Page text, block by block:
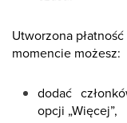
Utworzona
momencie możesz:
dodać
opcji „Więcej”,